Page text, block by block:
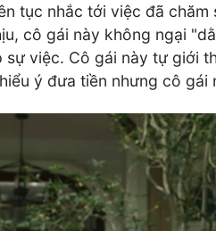
tục nhắc tới việc đã chăm
cô gái này không ngại
việc. Cô gái này tự giới
ý đưa tiền nhưng cô gái